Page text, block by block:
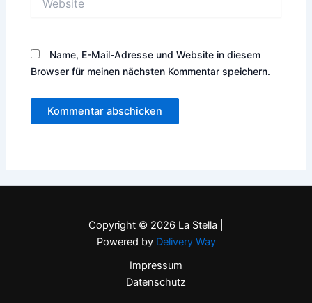
Name, E-Mail-Adresse und Website in diesem
Browser für meinen nächsten Kommentar speichern.
Copyright © 2026 La Stella |
Powered by Delivery Way
Impressum
Datenschutz